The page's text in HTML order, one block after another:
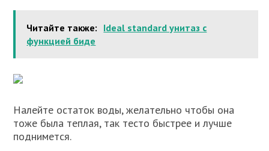
Читайте также: Ideal standard унитаз с
функцией биде
Налейте остаток воды, желательно чтобы она
тоже была теплая, так тесто быстрее и лучше
поднимется.